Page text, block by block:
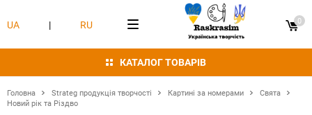
КАТАЛОГ ТОВАРІВ
UA | RU 0
Головна Strateg продукція творчості Картині за номерами
Свята
Новий рік та Різдво